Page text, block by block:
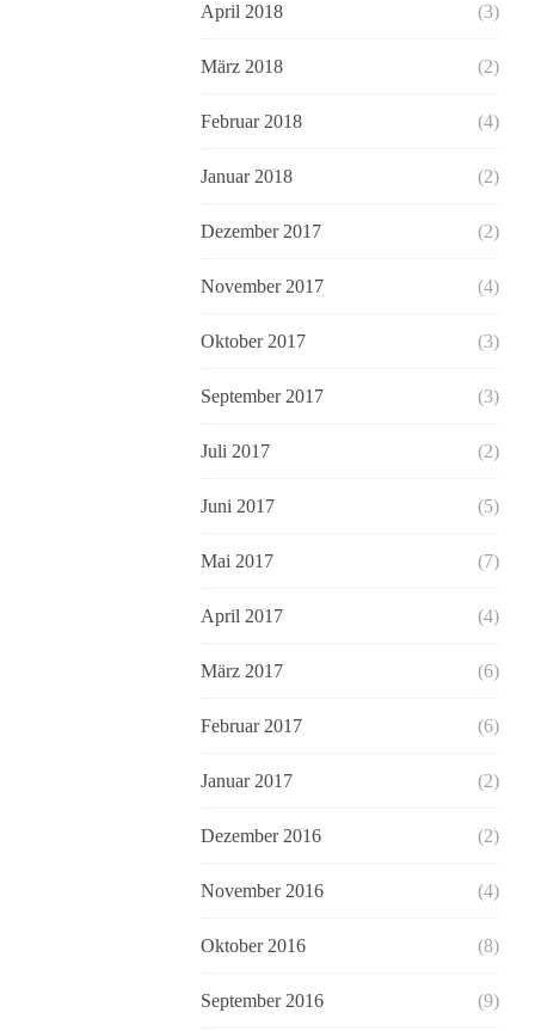
April 2018 (3)
März 2018 (2)
Februar 2018 (4)
Januar 2018 (2)
Dezember 2017 (2)
November 2017 (4)
Oktober 2017 (3)
September 2017 (3)
Juli 2017 (2)
Juni 2017 (5)
Mai 2017 (7)
April 2017 (4)
März 2017 (6)
Februar 2017 (6)
Januar 2017 (2)
Dezember 2016 (2)
November 2016 (4)
Oktober 2016 (8)
September 2016 (9)